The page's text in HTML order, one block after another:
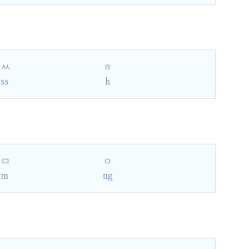
ㅆ
ss
ㅎ
h
ㅁ
m
ㅇ
ng